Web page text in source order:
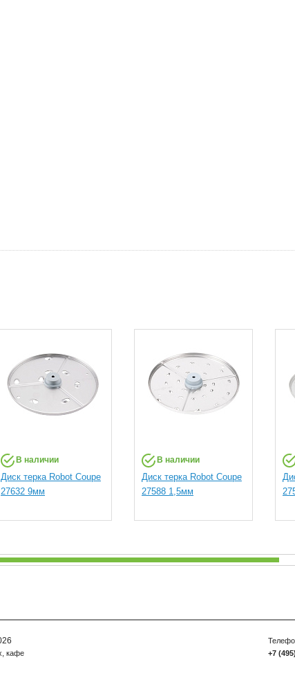
В наличии
Диск терка Robot Coupe
27632 9мм
В наличии
Диск терка Robot Coupe
27588 1,5мм
кафе
+7